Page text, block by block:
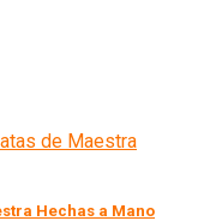
Hechas a Mano